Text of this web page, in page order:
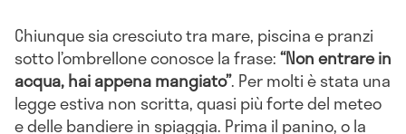
Chiunque sia cresciuto tra mare, piscina e pranzi
sotto l’ombrellone conosce la frase:“Non entrare in
acqua, hai appena mangiato”. Per molti è stata una
legge estiva non scritta, quasi più forte del meteo
e delle bandiere in spiaggia. Prima il panino, o la